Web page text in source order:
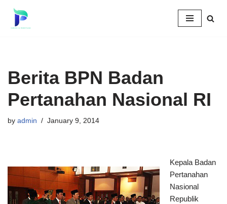
Skip
Berita BPN Badan
Pertanahan Nasional RI
by admin January 9, 2014
Kepala Badan
Pertanahan
Nasional
Republik